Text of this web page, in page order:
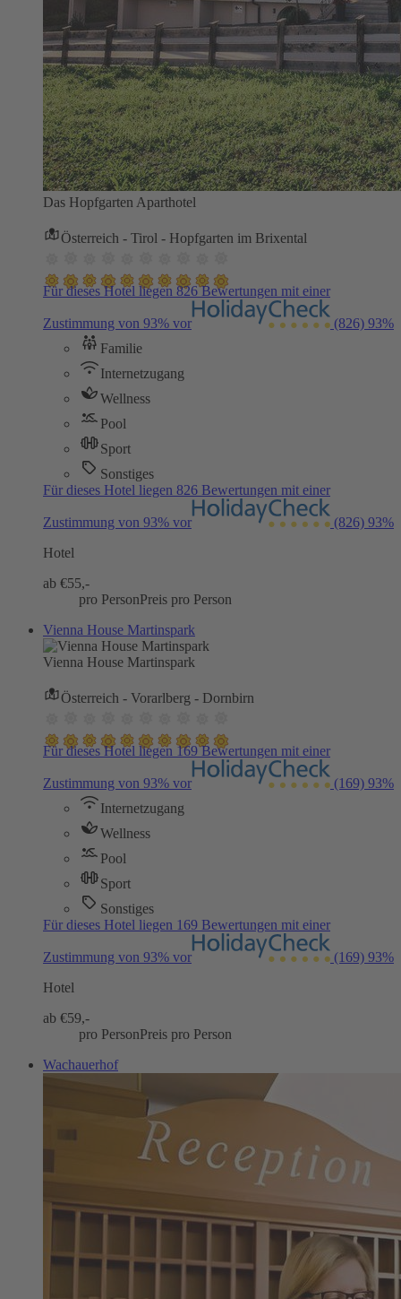
Das Hopfgarten Aparthotel
Österreich - Tirol - Hopfgarten im Brixental
Für dieses Hotel liegen 826 Bewertungen mit einer
Zustimmung von 93% vor (826) 93%
Familie
Internetzugang
Wellness
Pool
Sport
Sonstiges
Für dieses Hotel liegen 826 Bewertungen mit einer
Zustimmung von 93% vor (826) 93%
Hotel
ab €55,-
pro PersonPreis pro Person
Vienna House Martinspark
Vienna House Martinspark
Österreich - Vorarlberg - Dornbirn
Für dieses Hotel liegen 169 Bewertungen mit einer
Zustimmung von 93% vor (169) 93%
Internetzugang
Wellness
Pool
Sport
Sonstiges
Für dieses Hotel liegen 169 Bewertungen mit einer
Zustimmung von 93% vor (169) 93%
Hotel
ab €59,-
pro PersonPreis pro Person
Wachauerhof